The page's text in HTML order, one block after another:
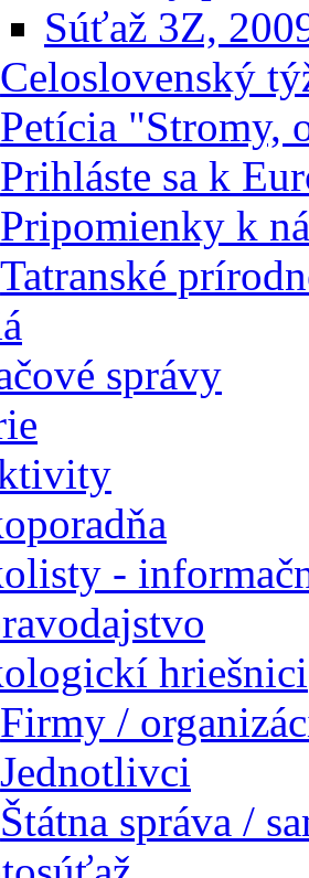
Súťaž 3Z,
Celoslovenský
Petícia "Stromy,
Prihláste sa k
Pripomienky k
Tatranské
správy
-
hriešnici
Firmy /
Jednotlivci
Štátna správa /